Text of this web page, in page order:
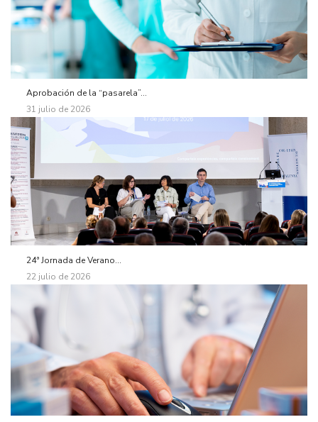
Aprobación de la “pasarela”...
31 julio de 2026
24ª Jornada de Verano...
22 julio de 2026